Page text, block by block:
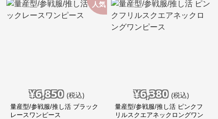
人気
¥6,850 (税込)
量産型/参戦服/推し活 ブラック
レースワンピース
¥6,380 (税込)
量産型/参戦服/推し活 ピンクフ
リルスクエアネックロングワン